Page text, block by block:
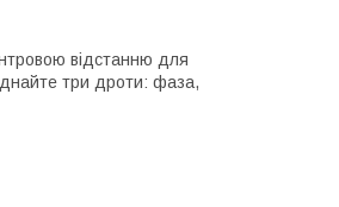
відстанню для
три дроти: фаза,